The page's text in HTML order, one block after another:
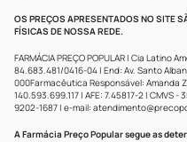
OS PREÇOS APRESENTADOS NO SITE
FÍSICAS DE NOSSA REDE.
FARMÁCIA PREÇO POPULAR | Cia Latino
84.683.481/0416-04 | End: Av. Santo
000Farmacêutica Responsável: Amanda
140.593.699.117 | AFE: 7.45817-2 | CMVS
9202-1687 | e-mail:
A Farmácia Preço Popular segue as